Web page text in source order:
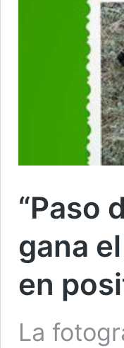
“Paso
gana
en
La